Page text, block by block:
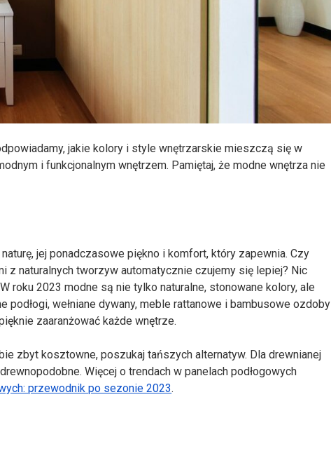
jakie kolory i style wnętrzarskie mieszczą się w
i funkcjonalnym wnętrzem. Pamiętaj, że modne wnętrza nie
jej ponadczasowe piękno i komfort, który zapewnia. Czy
z naturalnych tworzyw automatycznie czujemy się lepiej? Nic
roku 2023 modne są nie tylko naturalne, stonowane kolory, ale
wełniane dywany, meble rattanowe i bambusowe ozdoby
zaaranżować każde wnętrze.
zbyt kosztowne, poszukaj tańszych alternatyw. Dla drewnianej
Więcej o trendach w panelach podłogowych
przewodnik po sezonie 2023.